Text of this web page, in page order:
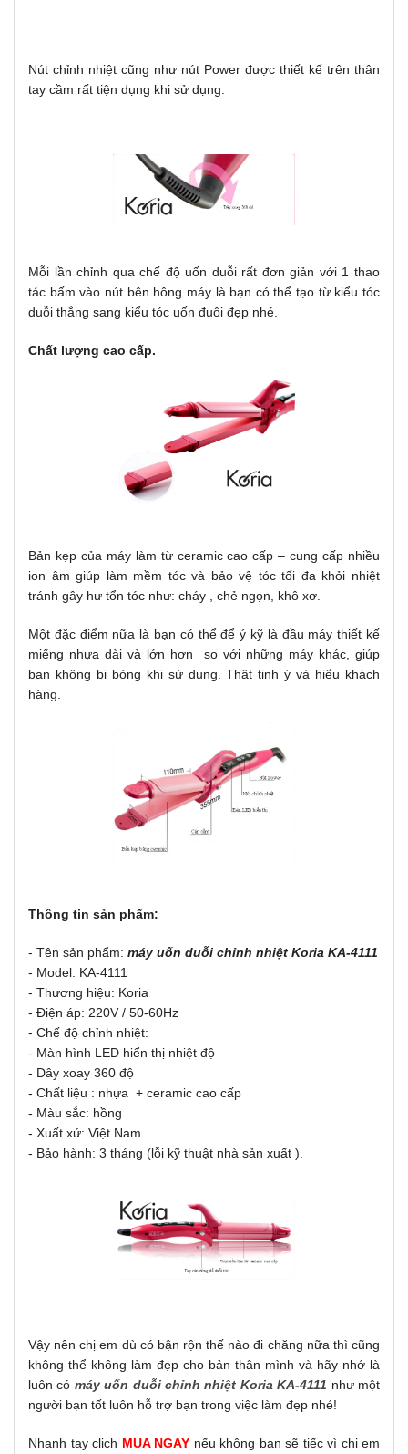
Nút chỉnh nhiệt cũng như nút Power được thiết kế trên thân
tay cầm rất tiện dụng khi sử dụng.
Mỗi lần chỉnh qua chế độ uốn duỗi rất đơn giản với 1 thao
tác bấm vào nút bên hông máy là bạn có thể tạo từ kiểu tóc
duỗi thẳng sang kiểu tóc uốn đuôi đẹp nhé.
Chất lượng cao cấp.
Bản kẹp của máy làm từ ceramic cao cấp – cung cấp nhiều
ion âm giúp làm mềm tóc và bảo vệ tóc tối đa khỏi nhiệt
tránh gây hư tổn tóc như: cháy , chẻ ngọn, khô xơ.
Một đặc điểm nữa là bạn có thể để ý kỹ là đầu máy thiết kế
miếng nhựa dài và lớn hơn so với những máy khác, giúp
bạn không bị bỏng khi sử dụng. Thật tinh ý và hiểu khách
hàng.
Thông tin sản phẩm:
- Tên sản phẩm: máy uốn duỗi chỉnh nhiệt Koria KA-4111
- Model: KA-4111
- Thương hiệu: Koria
- Điện áp: 220V / 50-60Hz
- Chế độ chỉnh nhiệt:
- Màn hình LED hiển thị nhiệt độ
- Dây xoay 360 độ
- Chất liệu : nhựa + ceramic cao cấp
- Màu sắc: hồng
- Xuất xứ: Việt Nam
- Bảo hành: 3 tháng (lỗi kỹ thuật nhà sản xuất ).
Vậy nên chị em dù có bận rộn thế nào đi chăng nữa thì cũng
không thể không làm đẹp cho bản thân mình và hãy nhớ là
luôn có máy uốn duỗi chỉnh nhiệt Koria KA-4111 như một
người bạn tốt luôn hỗ trợ bạn trong việc làm đẹp nhé!
Nhanh tay clich MUA NGAY nếu không bạn sẽ tiếc vì chị em